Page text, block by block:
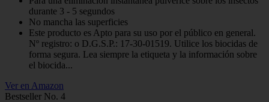
durante 3 - 5 segundos
No mancha las superficies
Este producto es Apto para su uso por el público en general.
Nº registro: o D.G.S.P.: 17-30-01519. Utilice los biocidas de
forma segura. Lea siempre la etiqueta y la información sobre
el biocida...
Ver en Amazon
Bestseller No. 4